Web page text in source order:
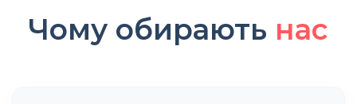
Чому обирають нас